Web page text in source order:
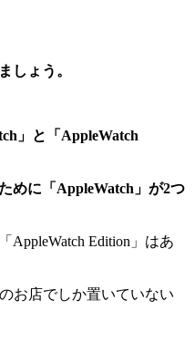
しょう。
」と「AppleWatch
めに「AppleWatch」が2つ
AppleWatch Edition」はあ
のお店でしか置いていない